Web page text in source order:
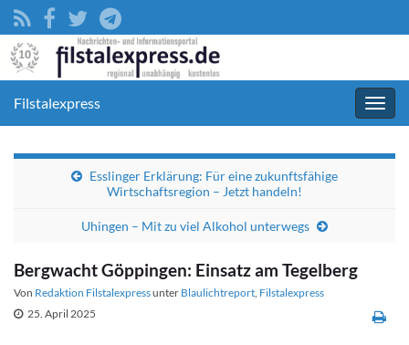
Filstalexpress
Esslinger Erklärung: Für eine zukunftsfähige
Wirtschaftsregion – Jetzt handeln!
Uhingen – Mit zu viel Alkohol unterwegs
Bergwacht Göppingen: Einsatz am Tegelberg
Von Redaktion Filstalexpressunter Blaulichtreport, Filstalexpress
25. April 2025